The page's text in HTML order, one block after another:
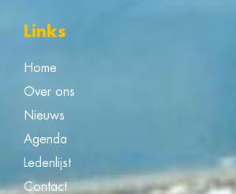
Links
Home
Over ons
Nieuws
Agenda
Ledenlijst
Contact